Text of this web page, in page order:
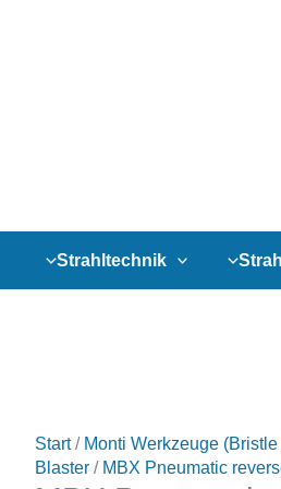
Strahltechnik
Start/ Monti Werkzeuge
Blaster / MBX Pneumatic